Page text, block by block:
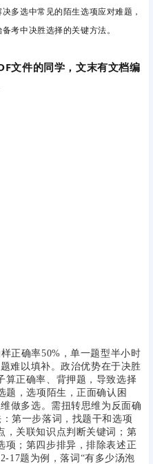
多选中常见的陌生选项应对难题，
考中决胜选择的关键方法。
文件的同学，文末有文档编
正确率50%，单一题型半小时
难以填补。政治优势在于决胜
算正确率、背押题，导致选择
题，选项陌生，正面确认困
做多选。需扭转思维为反面确
第一步落词，找题干和选项
，关联知识点判断关键词；第
项；第四步排异，排除表述正
17题为例，落词“有多少汤泡